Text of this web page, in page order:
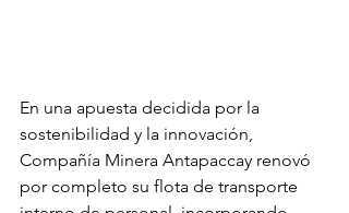
En una apuesta decidida por la
sostenibilidad y la innovación,
Compañía Minera Antapaccay renovó
por completo su flota de transporte